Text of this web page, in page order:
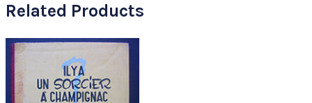
Related Products